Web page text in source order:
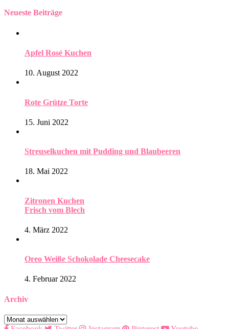
Neueste Beiträge
Apfel Rosé Kuchen
10. August 2022
Rote Grütze Torte
15. Juni 2022
Streuselkuchen mit Pudding und Blaubeeren
18. Mai 2022
Zitronen Kuchen
Frisch vom Blech
4. März 2022
Oreo Weiße Schokolade Cheesecake
4. Februar 2022
Archiv
Archiv